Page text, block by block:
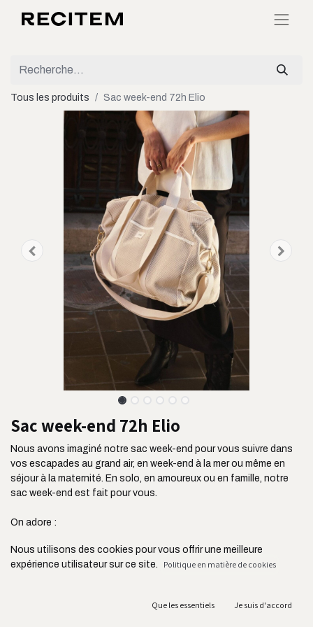
Tous les produits Sac week-end 72h Elio
Sac week-end 72h Elio
Nous avons imaginé notre sac week-end pour vous suivre dans
vos escapades au grand air, en week-end à la mer ou même en
séjour à la maternité. En solo, en amoureux ou en famille, notre
sac week-end est fait pour vous.
On adore :
- Ses 3 poches extérieures : idéal pour y ranger ses billets, un livre
etc
- Son tissu ultra résistant issu de l'industrie de l'ameublement et
Nous utilisons des cookies pour vous offrir une meilleure
expérience utilisateur sur ce site.
Politique en matière de cookies
Que les essentiels Je suis d'accord